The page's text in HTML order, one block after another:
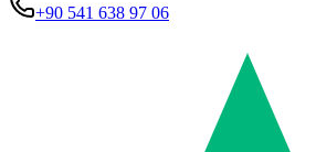
+90 541 638 97 06